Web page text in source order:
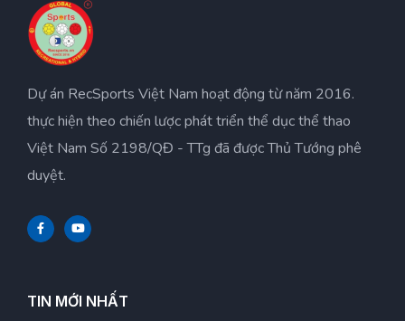
Dự án RecSports Việt Nam hoạt động từ năm 2016.
thực hiện theo chiến lược phát triển thể dục thể thao
Việt Nam Số 2198/QĐ - TTg đã được Thủ Tướng phê
duyệt.
TIN MỚI NHẤT